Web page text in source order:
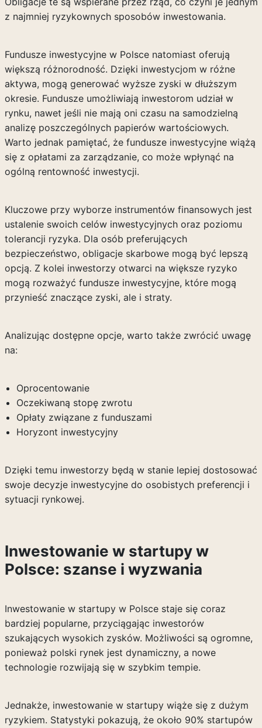
z najmniej ryzykownych sposobów inwestowania.
Fundusze inwestycyjne w Polsce natomiast oferują
większą różnorodność. Dzięki inwestycjom w różne
aktywa, mogą generować wyższe zyski w dłuższym
okresie. Fundusze umożliwiają inwestorom udział w
rynku, nawet jeśli nie mają oni czasu na samodzielną
analizę poszczególnych papierów wartościowych.
Warto jednak pamiętać, że fundusze inwestycyjne wiążą
się z opłatami za zarządzanie, co może wpłynąć na
ogólną rentowność inwestycji.
Kluczowe przy wyborze instrumentów finansowych jest
ustalenie swoich celów inwestycyjnych oraz poziomu
tolerancji ryzyka. Dla osób preferujących
bezpieczeństwo, obligacje skarbowe mogą być lepszą
opcją. Z kolei inwestorzy otwarci na większe ryzyko
mogą rozważyć fundusze inwestycyjne, które mogą
przynieść znaczące zyski, ale i straty.
Analizując dostępne opcje, warto także zwrócić uwagę
na:
Oprocentowanie
Oczekiwaną stopę zwrotu
Opłaty związane z funduszami
Horyzont inwestycyjny
Dzięki temu inwestorzy będą w stanie lepiej dostosować
swoje decyzje inwestycyjne do osobistych preferencji i
sytuacji rynkowej.
Inwestowanie w startupy w
Polsce: szanse i wyzwania
Inwestowanie w startupy w Polsce staje się coraz
bardziej popularne, przyciągając inwestorów
szukających wysokich zysków. Możliwości są ogromne,
ponieważ polski rynek jest dynamiczny, a nowe
technologie rozwijają się w szybkim tempie.
Jednakże, inwestowanie w startupy wiąże się z dużym
ryzykiem. Statystyki pokazują, że około 90% startupów